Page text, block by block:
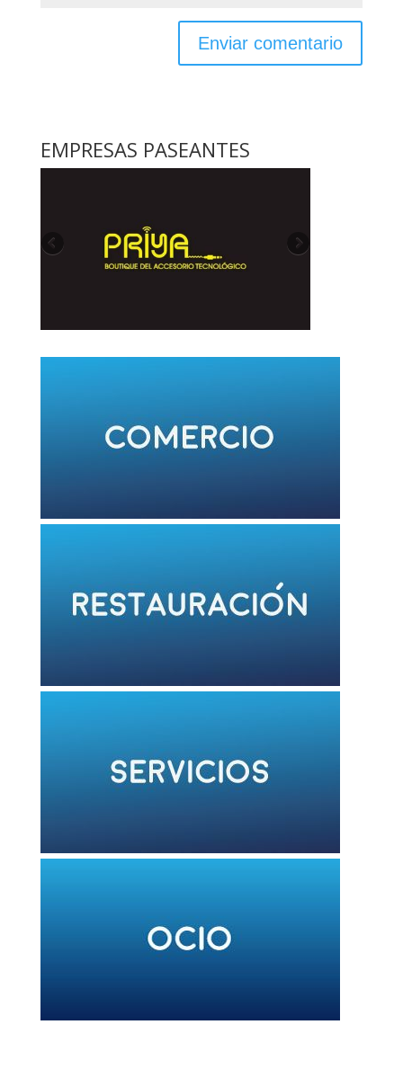
EMPRESAS PASEANTES